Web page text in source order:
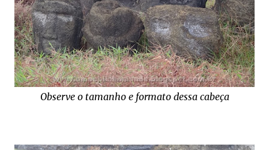
Observe o tamanho e formato dessa cabeça